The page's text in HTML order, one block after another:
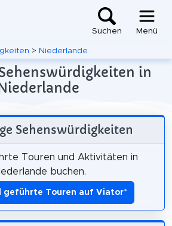
Suchen Menü
> Niederlande
in
Sehenswürdigkeiten
Touren und Aktivitäten in
buchen.
geführte Touren auf Viator*